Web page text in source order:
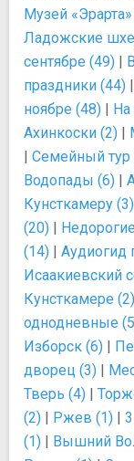
Музей
Ладожские
сентябре (49) |
праздники (44) |
ноябре (48) | На
Ахинкоски (2) |
| Семейный тур
Водопады (6) |
Кунсткамеру (3)
(20) |
(14) | Аудиогид
Исаакиевский
Кунсткамере (2)
однодневные
Изборск (6) |
дворец (3) |
Тверь (4) |
(2) | Ржев (1) |
(1) | Вышний